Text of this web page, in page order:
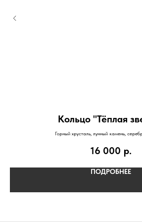
Кольцо "Тёплая
Горный хрусталь, лунный камень,
16 000 р.
ПОДРОБНЕЕ